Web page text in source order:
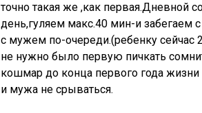
точно такая же ,как первая.Дневной
день,гуляем макс.40 мин-и забегаем
с мужем по-очереди.(ребенку сейчас
не нужно было первую пичкать
кошмар до конца первого года
и мужа не срываться.